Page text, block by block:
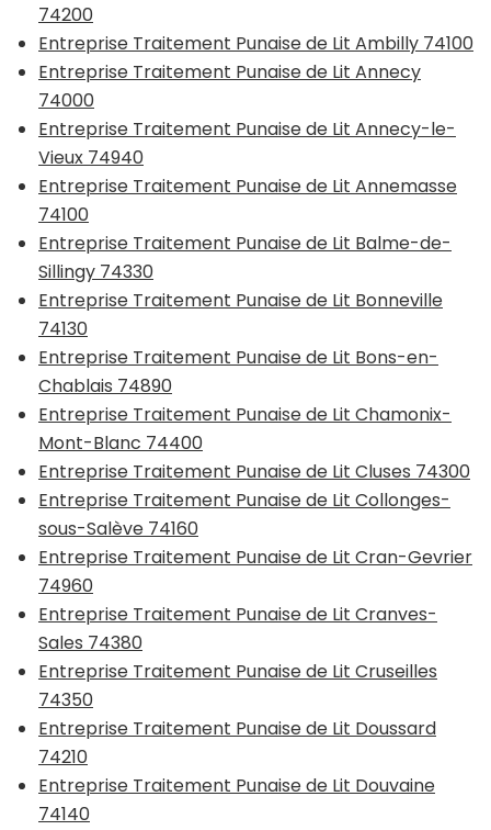
74200
Entreprise Traitement Punaise de Lit Ambilly 74100
Entreprise Traitement Punaise de Lit Annecy
74000
Entreprise Traitement Punaise de Lit Annecy-le-
Vieux 74940
Entreprise Traitement Punaise de Lit Annemasse
74100
Entreprise Traitement Punaise de Lit Balme-de-
Sillingy 74330
Entreprise Traitement Punaise de Lit Bonneville
74130
Entreprise Traitement Punaise de Lit Bons-en-
Chablais 74890
Entreprise Traitement Punaise de Lit Chamonix-
Mont-Blanc 74400
Entreprise Traitement Punaise de Lit Cluses 74300
Entreprise Traitement Punaise de Lit Collonges-
sous-Salève 74160
Entreprise Traitement Punaise de Lit Cran-Gevrier
74960
Entreprise Traitement Punaise de Lit Cranves-
Sales 74380
Entreprise Traitement Punaise de Lit Cruseilles
74350
Entreprise Traitement Punaise de Lit Doussard
74210
Entreprise Traitement Punaise de Lit Douvaine
74140